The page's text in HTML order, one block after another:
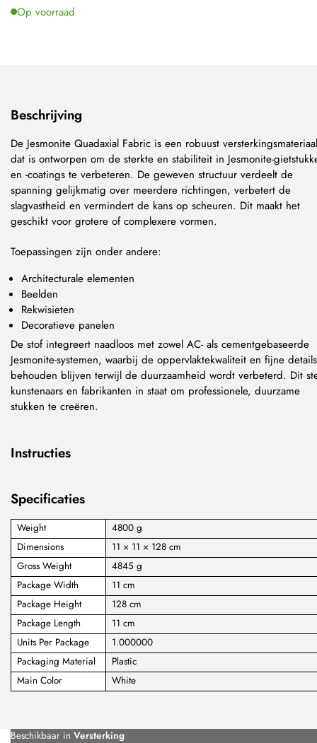
Op voorraad
Beschrijving
De Jesmonite Quadaxial Fabric is een robuust versterkingsmateriaal
dat is ontworpen om de sterkte en stabiliteit in Jesmonite-
en -coatings te verbeteren. De geweven structuur verdeelt de
spanning gelijkmatig over meerdere richtingen, verbetert de
slagvastheid en vermindert de kans op scheuren. Dit maakt het
geschikt voor grotere of complexere vormen.
Toepassingen zijn onder andere:
Architecturale elementen
Beelden
Rekwisieten
Decoratieve panelen
De stof integreert naadloos met zowel AC- als cementgebaseerde
Jesmonite-systemen, waarbij de oppervlaktekwaliteit en fijne details
behouden blijven terwijl de duurzaamheid wordt verbeterd. Dit
kunstenaars en fabrikanten in staat om professionele, duurzame
stukken te creëren.
Instructies
Specificaties
Weight
4800 g
Dimensions
11 × 11 × 128 cm
Gross Weight
4845 g
Package Width
11 cm
Package Height
128 cm
Package Length
11 cm
Units Per Package
1.000000
Packaging Material
Plastic
Main Color
White
Beschikbaar in Versterking